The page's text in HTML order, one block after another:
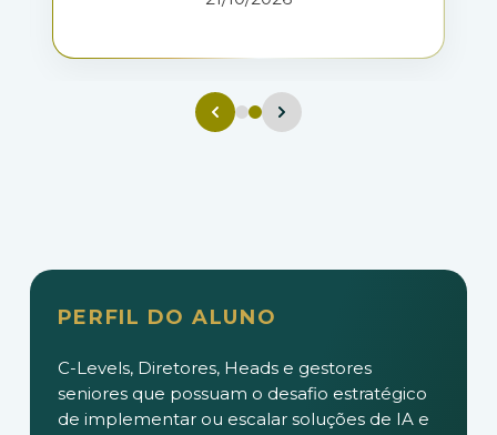
PERFIL DO ALUNO
C-Levels, Diretores, Heads e gestores
seniores que possuam o desafio estratégico
de implementar ou escalar soluções de IA e